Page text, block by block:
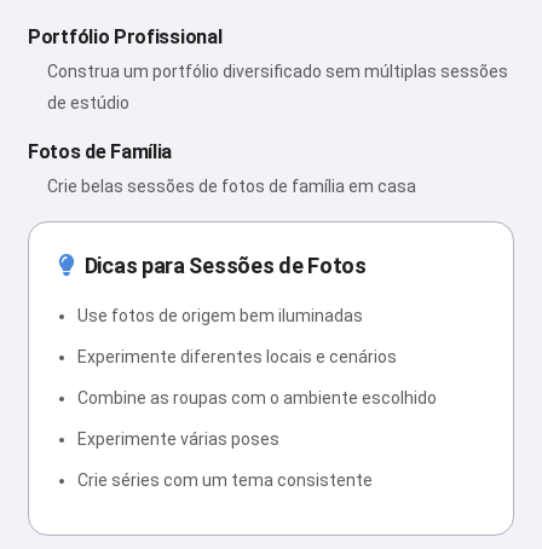
Portfólio Profissional
Construa um portfólio diversificado sem múltiplas sessões
de estúdio
Fotos de Família
Crie belas sessões de fotos de família em casa
Dicas para Sessões de Fotos
Use fotos de origem bem iluminadas
Experimente diferentes locais e cenários
Combine as roupas com o ambiente escolhido
Experimente várias poses
Crie séries com um tema consistente